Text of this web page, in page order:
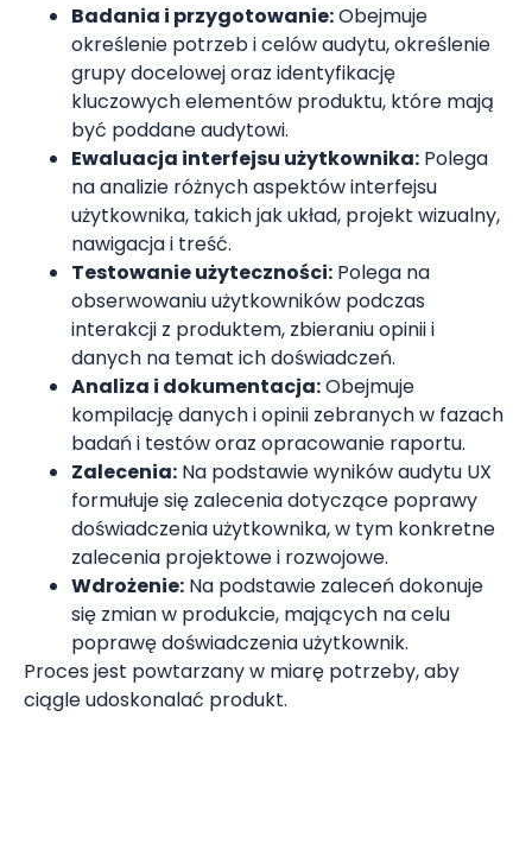
Badania i przygotowanie:Obejmuje
określenie potrzeb i celów audytu, określenie
grupy docelowej oraz identyfikację
kluczowych elementów produktu, które mają
być poddane audytowi.
Ewaluacja interfejsu użytkownika: Polega
na analizie różnych aspektów interfejsu
użytkownika, takich jak układ, projekt wizualny,
nawigacja i treść.
Testowanie użyteczności: Polega na
obserwowaniu użytkowników podczas
interakcji z produktem, zbieraniu opinii i
danych na temat ich doświadczeń.
Analiza i dokumentacja:Obejmuje
kompilację danych i opinii zebranych w fazach
badań i testów oraz opracowanie raportu.
Zalecenia: Na podstawie wyników audytu UX
formułuje się zalecenia dotyczące poprawy
doświadczenia użytkownika, w tym konkretne
zalecenia projektowe i rozwojowe.
Wdrożenie: Na podstawie zaleceń dokonuje
się zmian w produkcie, mających na celu
poprawę doświadczenia użytkownik.
Proces jest powtarzany w miarę potrzeby, aby
ciągle udoskonalać produkt.